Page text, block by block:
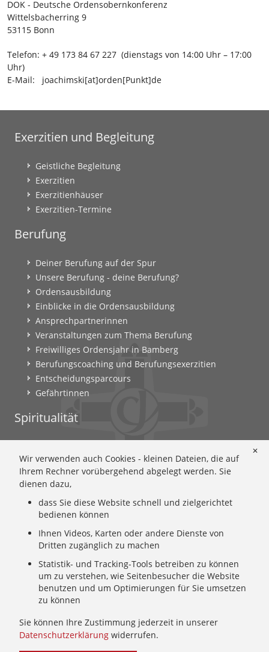
DOK - Deutsche Ordensobernkonferenz
Wittelsbacherring 9
53115 Bonn
Telefon: + 49 173 84 67 227 (dienstags von 14:00 Uhr – 17:00
Uhr)
E-Mail: joachimski[at]orden[Punkt]de
Exerzitien und Begleitung
Geistliche Begleitung
Exerzitien
Exerzitienhäuser
Exerzitien-Termine
Berufung
Deiner Berufung auf der Spur
Unsere Berufung - deine Berufung?
Ordensausbildung
Einblicke in die Ordensausbildung
Ansprechpartnerinnen
Veranstaltungen zum Thema Berufung
Freiwilliges Ordensjahr in Bamberg
Berufungscoaching und Berufungsexerzitien
Entscheidungsparcours
Gefährtinnen
Spiritualität
Ignatianisch beten: Wie geht das? Eine Anleitung
Ignatianisch und weiblich: Mary Wards Spiritualität
Mary-Ward: Geschichte und Texte im Überblick
Mary Ward 400: Mary Wards erster Weg nach Rom
Spirituelle Impulse
Zeitschrift: Spiritualität konkret
Gemeinschaft
Wer wir sind: Ignatianisch - Weiblich - CJ
Wie wir leben: Unsere Sendung
Wer uns führt: Unsere Ordensleitung
✕
Wir verwenden auch Cookies - kleinen Dateien, die auf
Ihrem Rechner vorübergehend abgelegt werden. Sie
dienen dazu,
dass Sie diese Website schnell und zielgerichtet
bedienen können
Ihnen Videos, Karten oder andere Dienste von
Dritten zugänglich zu machen
Statistik- und Tracking-Tools betreiben zu können
um zu verstehen, wie Seitenbesucher die Website
benutzen und um Optimierungen für Sie umsetzen
zu können
Sie können Ihre Zustimmung jederzeit in unserer
Datenschutzerklärung widerrufen.